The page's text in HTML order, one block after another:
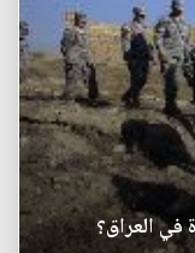
في العراق؟